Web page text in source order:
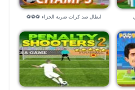
ابطال صد كرات ضربة الجزاء ⚽⚽⚽